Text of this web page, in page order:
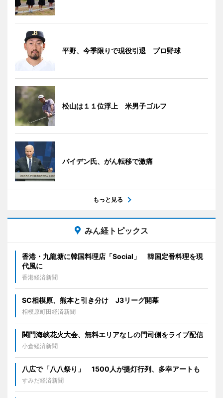
平野、今季限りで現役引退 プロ野球
松山は１１位浮上 米男子ゴルフ
バイデン氏、がん転移で激痛
もっと見る
みん経トピックス
香港・九龍塘に韓国料理店「Social」 韓国定番料理を現
代風に
香港経済新聞
SC相模原、熊本と引き分け J3リーグ開幕
相模原町田経済新聞
関門海峡花火大会、無料エリアなしの門司側をライブ配信
小倉経済新聞
八広で「八八祭り」 1500人が提灯行列、多幸アートも
すみだ経済新聞